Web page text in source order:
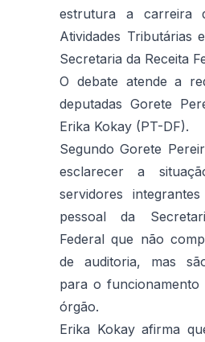
estrutura a carreira
Atividades Tributárias
Secretaria da Receita
O debate atende a
deputadas Gorete
Erika Kokay (PT-DF).
Segundo Gorete
esclarecer a
servidores
pessoal da
Federal que não
de auditoria, mas
para o
órgão.
Erika Kokay afirma